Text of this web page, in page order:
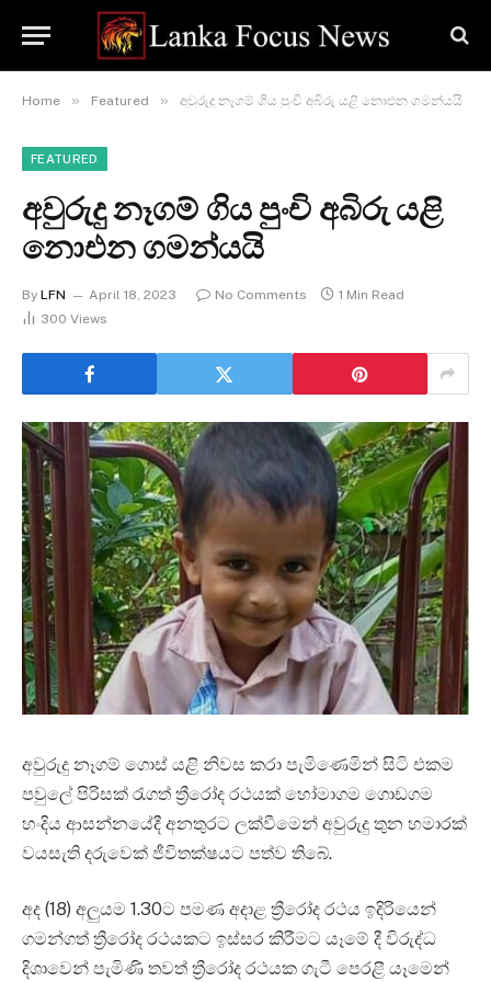
Home » Featured » අවුරුදු නෑගම් ගිය පුංචි අබිරු යළි නොඑන ගමන්යයි
FEATURED
අවුරුදු නෑගම් ගිය පුංචි අබිරු යළි
නොඑන ගමන්යයි
By LFN April 18, 2023 No Comments
1 Min Read
300 Views
අවුරුදු නෑගම් ගොස් යළි නිවස කරා පැමිණෙමින් සිටි එකම
පවුලේ පිරිසක් රැගත් ත්‍රීරෝද රථයක් හෝමාගම ගොඩගම
හංදිය ආසන්නයේදී අනතුරට ලක්වීමෙන් අවුරුදු තුන හමාරක්
වයසැති දරුවෙක් ජීවිතක්ෂයට පත්ව තිබේ.
අද (18) අලුයම 1.30ට පමණ අදාළ ත්‍රීරෝද රථය ඉදිරියෙන්
ගමන්ගත් ත්‍රීරෝද රථයකට ඉස්සර කිරීමට යෑමේ දී විරුද්ධ
දිශාවෙන් පැමිණි තවත් ත්‍රීරෝද රථයක ගැටී පෙරළී යෑමෙන්